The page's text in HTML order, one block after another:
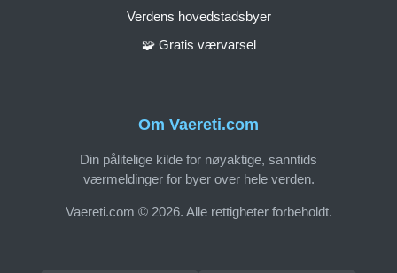
Om Vaereti.com
Din pålitelige kilde for nøyaktige, sanntids
værmeldinger for byer over hele verden.
Vaereti.com © 2026. Alle rettigheter forbeholdt.
Verdens hovedstadsbyer
🧩 Gratis værvarsel